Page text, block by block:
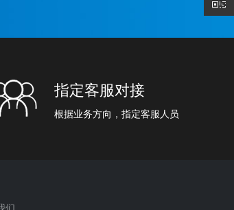
指定客服对接
根据业务方向，指定客服人员
们